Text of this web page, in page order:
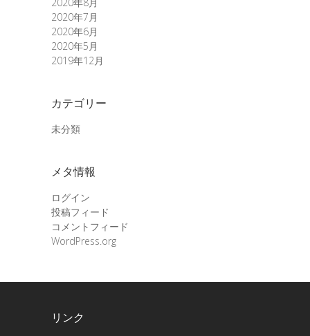
2020年7月
2020年6月
2020年5月
2019年12月
カテゴリー
未分類
メタ情報
ログイン
投稿フィード
コメントフィード
WordPress.org
リンク